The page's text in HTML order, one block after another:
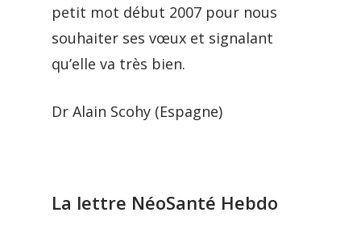
petit mot début 2007 pour nous
souhaiter ses vœux et signalant
qu’elle va très bien.
Dr Alain Scohy (Espagne)
La lettre NéoSanté Hebdo